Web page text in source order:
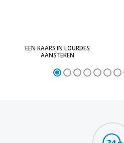
EEN KAARS IN LOURDES
AANSTEKEN